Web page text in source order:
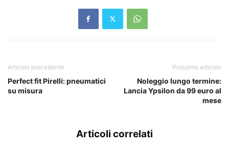
Articolo precedente
Perfect fit Pirelli: pneumatici
su misura
Prossimo articolo
Noleggio lungo termine:
Lancia Ypsilon da 99 euro al
mese
Articoli correlati